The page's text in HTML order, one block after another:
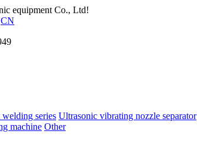
equipment Co., Ltd!
CN
series Ultrasonic vibrating nozzle separator
machine Other